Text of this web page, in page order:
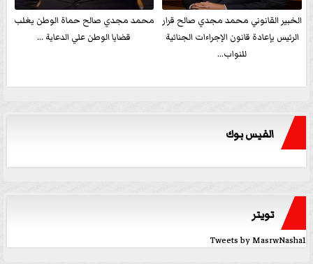
الخبير القانوني محمد مجدي صالح قرار
الرئيس بإعادة قانون الإجراءات الجنائية
للنواب...
محمد مجدي صالح حماة الوطن يغلب
قضايا الوطن علي الدعاية ...
الفيس بوك
تويتر
Tweets by MasrwNasha1